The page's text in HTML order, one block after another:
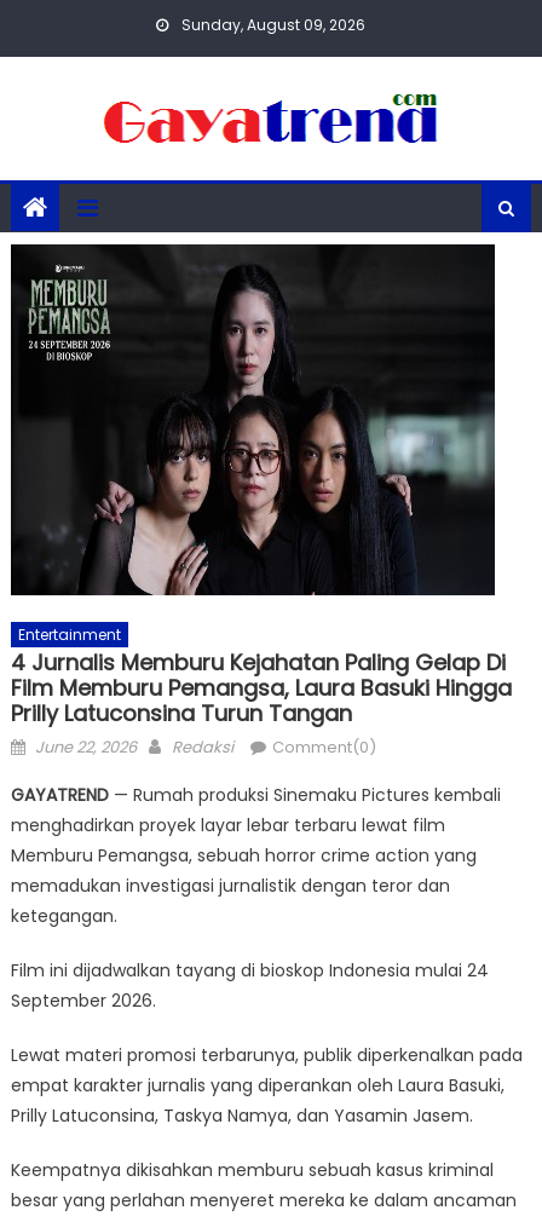
Sunday, August 09, 2026
Entertainment
4 Jurnalis Memburu Kejahatan Paling Gelap Di
Film Memburu Pemangsa, Laura Basuki Hingga
Prilly Latuconsina Turun Tangan
Posted
June 22, 2026 Author
Redaksi Comment(0)
GAYATREND— Rumah produksi Sinemaku Pictures kembali
menghadirkan proyek layar lebar terbaru lewat film
Memburu Pemangsa, sebuah horror crime action yang
memadukan investigasi jurnalistik dengan teror dan
ketegangan.
Film ini dijadwalkan tayang di bioskop Indonesia mulai 24
September 2026.
Lewat materi promosi terbarunya, publik diperkenalkan pada
empat karakter jurnalis yang diperankan oleh Laura Basuki,
Prilly Latuconsina, Taskya Namya, dan Yasamin Jasem.
Keempatnya dikisahkan memburu sebuah kasus kriminal
besar yang perlahan menyeret mereka ke dalam ancaman